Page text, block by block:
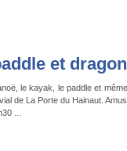
et
le kayak, le paddle et
de La Porte du Hainaut.
...